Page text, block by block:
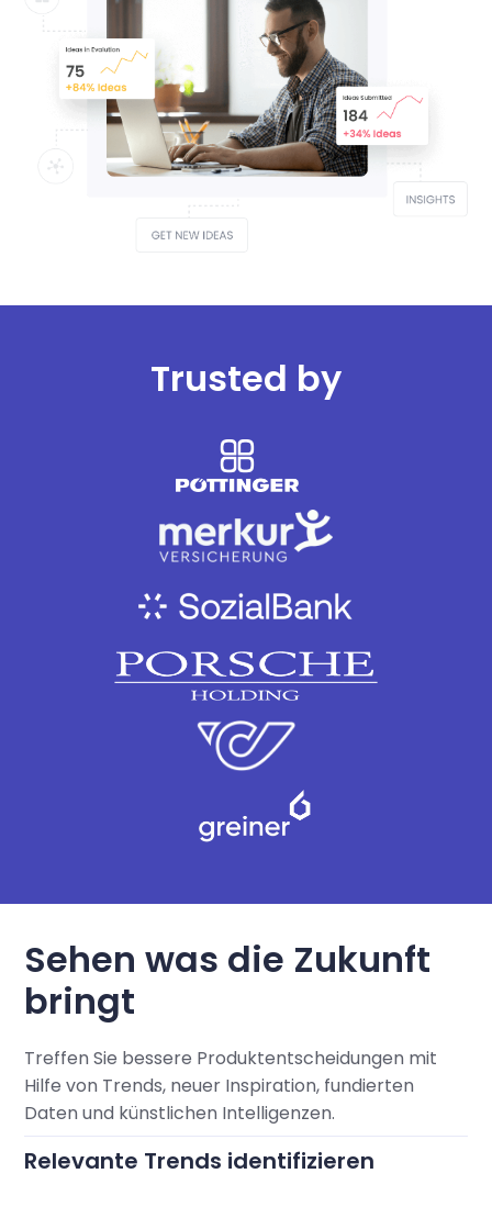
Trusted by
Sehen was die Zukunft
bringt
Treffen Sie bessere Produktentscheidungen mit
Hilfe von Trends, neuer Inspiration, fundierten
Daten und künstlichen Intelligenzen.
Relevante Trends identifizieren